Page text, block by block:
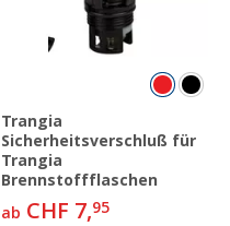
Trangia
Sicherheitsverschluß für
Trangia
Brennstoffflaschen
ab CHF 7,95